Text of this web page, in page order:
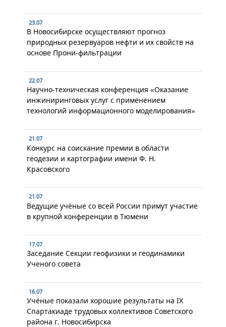
23.07
В Новосибирске осуществляют прогноз
природных резервуаров нефти и их свойств на
основе Прони-фильтрации
22.07
Научно-техническая конференция «Оказание
инжиниринговых услуг с применением
технологий информационного моделирования»
21.07
Конкурс на соискание премии в области
геодезии и картографии имени Ф. Н.
Красовского
21.07
Ведущие учёные со всей России примут участие
в крупной конференции в Тюмени
17.07
Заседание Секции геофизики и геодинамики
Ученого совета
16.07
Учёные показали хорошие результаты на IX
Спартакиаде трудовых коллективов Советского
района г. Новосибирска